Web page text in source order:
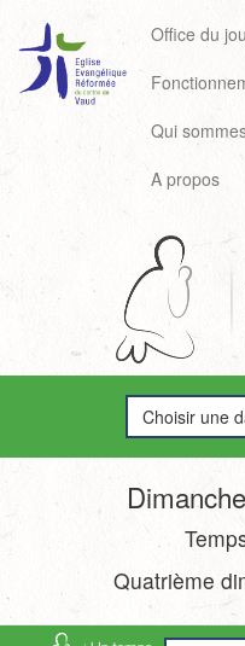
Office du
Qui
A propos
Choisir une
Quatrième